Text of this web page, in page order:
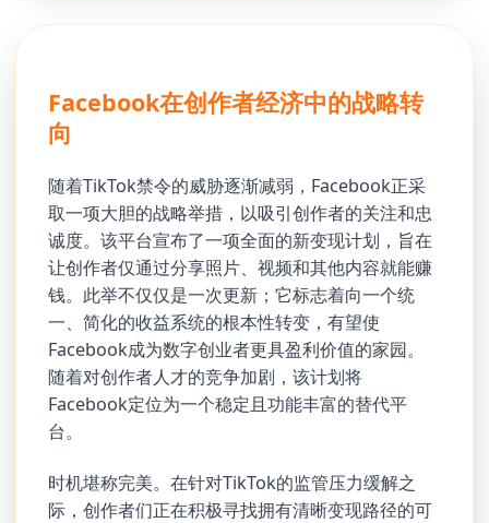
Facebook在创作者经济中的战略转
向
随着TikTok禁令的威胁逐渐减弱，Facebook正采
取一项大胆的战略举措，以吸引创作者的关注和忠
诚度。该平台宣布了一项全面的新变现计划，旨在
让创作者仅通过分享照片、视频和其他内容就能赚
钱。此举不仅仅是一次更新；它标志着向一个统
一、简化的收益系统的根本性转变，有望使
Facebook成为数字创业者更具盈利价值的家园。
随着对创作者人才的竞争加剧，该计划将
Facebook定位为一个稳定且功能丰富的替代平
台。
时机堪称完美。在针对TikTok的监管压力缓解之
际，创作者们正在积极寻找拥有清晰变现路径的可